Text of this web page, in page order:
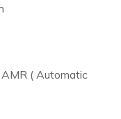
( Automatic